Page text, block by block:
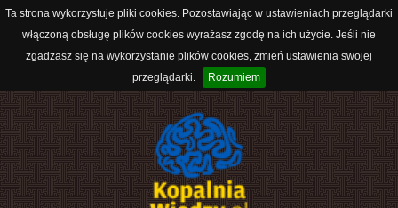
Ta strona wykorzystuje pliki cookies. Pozostawiając w ustawieniach przeglądarki
włączoną obsługę plików cookies wyrażasz zgodę na ich użycie. Jeśli nie
zgadzasz się na wykorzystanie plików cookies, zmień ustawienia swojej
przeglądarki.
Rozumiem